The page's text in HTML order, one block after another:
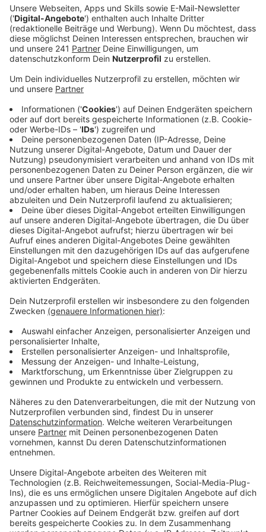
Veröffentlicht:Donnerstag, 28.09.2023 10:47
Anzeige
Die fast 100.000 Quadratmeter große Fläche hatte
die Stadt bereits im vergangenen Jahr vom Bayer-
Konzern gekauft. Ein Flächennutzungsplan schreibt
schon länger vor, dass an der Solinger Straße ein
Gewerbegebiet gebaut werden soll. Im Rat war das
trotzdem ein großes Streitthema, denn einige
Fraktionen wünschen sich, dass Baupläne für andere
Flächen im inneren Stadtgebiet Priorität bekommen.
Die größten Ratsfraktionen waren sich letztendlich
aber einig darüber, die Pläne für das Gewerbegebiet in
Rheindorf jetzt angehen zu wollen. Es ist ein
interkommunales Projekt, denn auch das Langenfelder
Stadtgebiet ist betroffen. Kürzlich hatte die Stadt
der Nachbarstadt angekündigt.
Anzeige
Mehr Meldungen aus Leverkusen
Leverkusener bekommen Geld für Solaranlagen
Aktionstag zu sicheren Abtreibungen in Leverkusen
Leverkusen: Umweltschützer werfen
Chemiekonzernen Betrug vor
Anzeige